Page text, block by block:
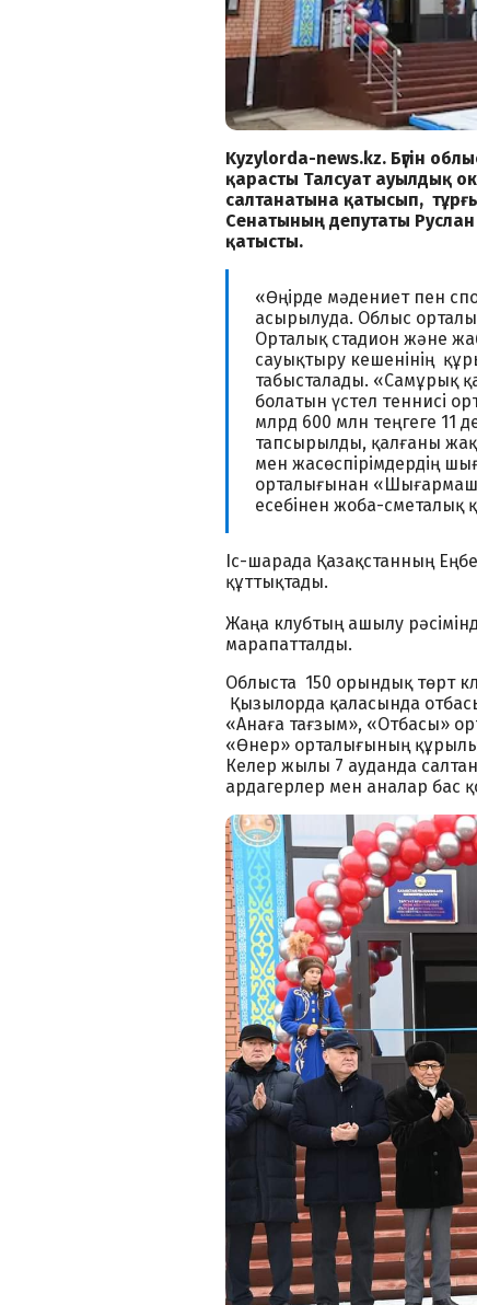
Kyzylorda-news.kz. Бүгін
қарасты Талсуат ауылдық
салтанатына қатысып,
Сенатының депутаты Руслан
қатысты.
«Өңірде мәдениет пен
асырылуда. Облыс
Орталық стадион және
сауықтыру кешенінің
табысталады. «Самұрық
болатын үстел теннисі
млрд 600 млн теңгеге 11
тапсырылды, қалғаны
мен жасөспірімдердің
орталығынан
есебінен жоба-сметалық
Іс-шарада Қазақстанның
құттықтады.
Жаңа клубтың ашылу
марапатталды.
Облыста 150 орындық төрт
Қызылорда қаласында
«Анаға тағзым», «Отбасы»
«Өнер» орталығының
Келер жылы 7 ауданда
ардагерлер мен аналар бас